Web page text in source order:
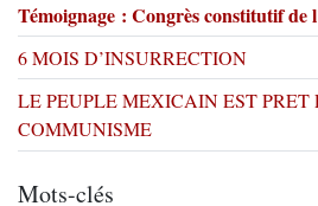
Témoignage : Congrès constitutif de
6 MOIS D’INSURRECTION
LE PEUPLE MEXICAIN EST PRET
COMMUNISME
Mots-clés